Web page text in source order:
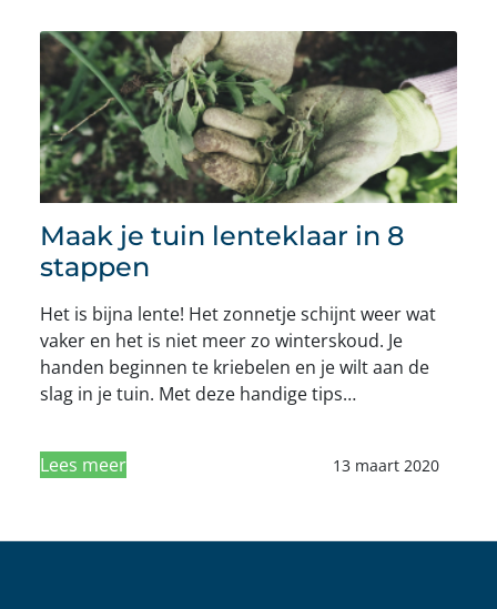
Maak je tuin lenteklaar in 8
stappen
Het is bijna lente! Het zonnetje schijnt weer wat
vaker en het is niet meer zo winterskoud. Je
handen beginnen te kriebelen en je wilt aan de
slag in je tuin. Met deze handige tips…
Lees meer 13 maart 2020